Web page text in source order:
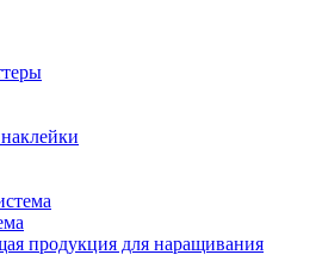
продукция для наращивания